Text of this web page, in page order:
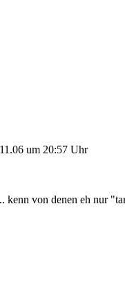
um 20:57 Uhr
kenn von denen eh nur